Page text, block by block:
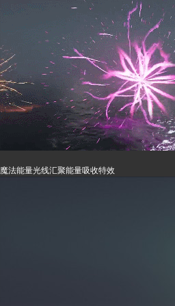
魔法能量光线汇聚能量吸收特效